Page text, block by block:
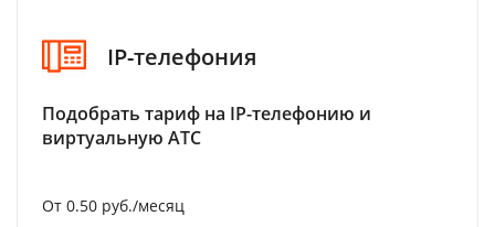
IP-телефония
Подобрать тариф на IP-телефонию и
виртуальную АТС
От 0.50 руб./месяц